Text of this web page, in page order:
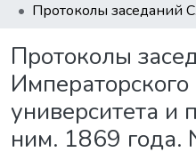
Протоколы
Протоколы
университета и
ним. 1869